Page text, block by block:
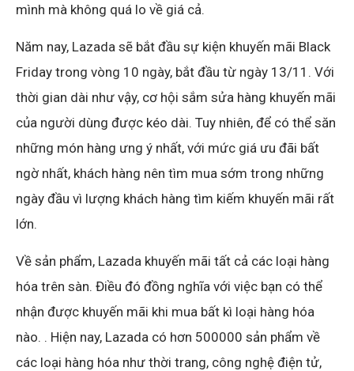
mình mà không quá lo về giá cả.
Năm nay, Lazada sẽ bắt đầu sự kiện khuyến mãi Black
Friday trong vòng 10 ngày, bắt đầu từ ngày 13/11. Với
thời gian dài như vậy, cơ hội sắm sửa hàng khuyến mãi
của người dùng được kéo dài. Tuy nhiên, để có thể săn
những món hàng ưng ý nhất, với mức giá ưu đãi bất
ngờ nhất, khách hàng nên tìm mua sớm trong những
ngày đầu vì lượng khách hàng tìm kiếm khuyến mãi rất
lớn.
Về sản phẩm, Lazada khuyến mãi tất cả các loại hàng
hóa trên sàn. Điều đó đồng nghĩa với việc bạn có thể
nhận được khuyến mãi khi mua bất kì loại hàng hóa
nào. . Hiện nay, Lazada có hơn 500000 sản phẩm về
các loại hàng hóa như thời trang, công nghệ điện tử,